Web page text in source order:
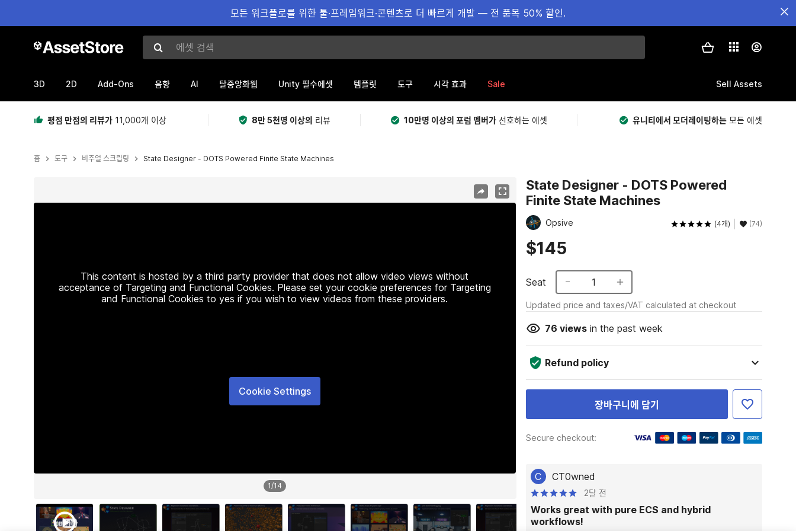
모든 워크플로를 위한 툴·프레임워크·콘텐츠로 더 빠르게 개발 — 전 품목 50% 할인.
에셋 검색
3D 2D Add-Ons 음향 AI 탈중앙화웹 Unity 필수에셋 템플릿 도구 시각 효과 Sale Sell Assets
평점 만점의 리뷰가 11,000개 이상 8만 5천명 이상의 리뷰 10만명 이상의 포럼 멤버가 선호하는 에셋 유니티에서 모더레이팅하는 모든 에셋
홈 도구 비주얼 스크립팅 State Designer - DOTS Powered Finite State Machines
This content is hosted by a third party provider that does not allow video views without
acceptance of Targeting and Functional Cookies. Please set your cookie preferences for Targeting
and Functional Cookies to yes if you wish to view videos from these providers.
Cookie Settings
1/14
State Designer - DOTS Powered
Finite State Machines
Opsive (4개) (74)
$145
Seat 1
Updated price and taxes/VAT calculated at checkout
76 viewsin the past week
Refund policy
장바구니에 담기
Secure checkout:
C CT0wned
2달 전
Works great with pure ECS and hybrid
workflows!